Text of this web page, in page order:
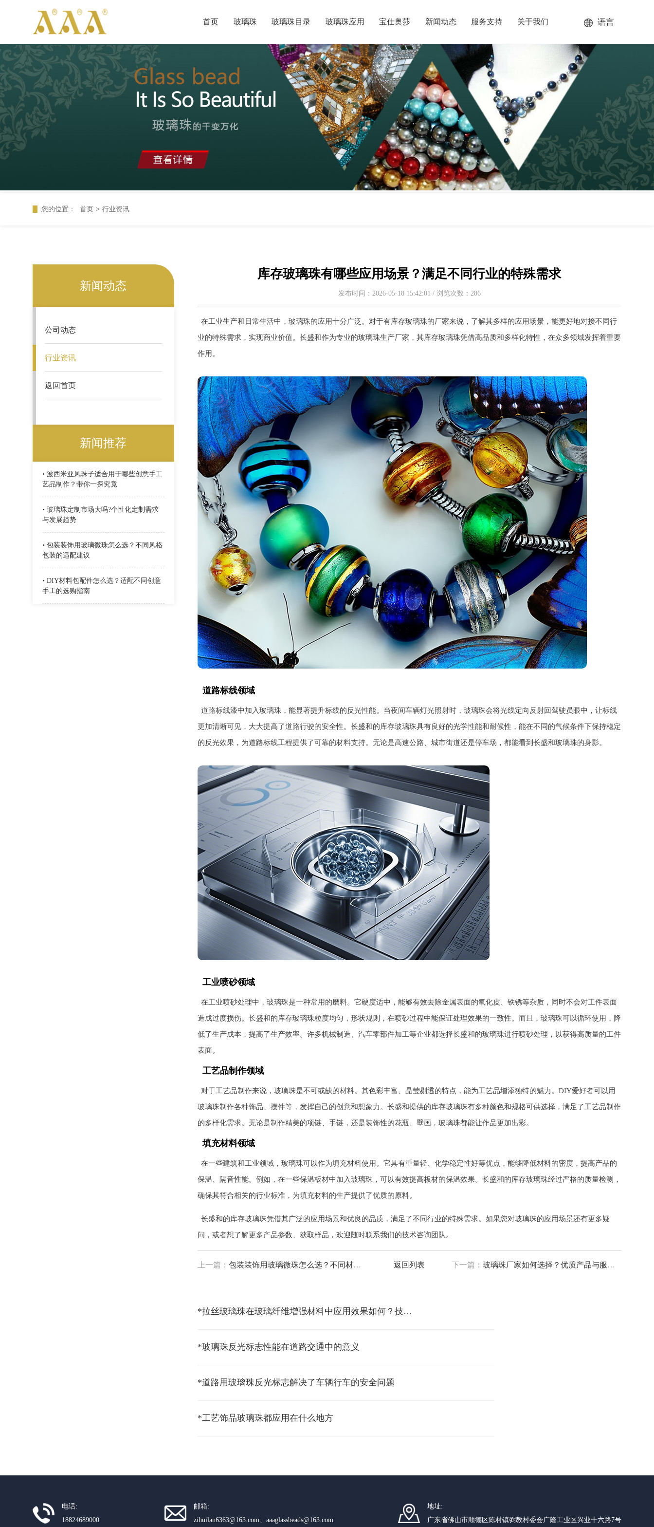
首页 玻璃珠 玻璃珠目录 玻璃珠应用 宝仕奥莎 新闻动态 服务支持 关于我们 语言
您的位置： 首页 > 行业资讯
新闻动态
公司动态
行业资讯
返回首页
新闻推荐
• 波西米亚风珠子适合用于哪些创意手工
艺品制作？带你一探究竟
• 玻璃珠定制市场大吗?个性化定制需求
与发展趋势
• 包装装饰用玻璃微珠怎么选？不同风格
包装的适配建议
• DIY材料包配件怎么选？适配不同创意
手工的选购指南
库存玻璃珠有哪些应用场景？满足不同行业的特殊需求
发布时间：2026-05-18 15:42:01 / 浏览次数：286
在工业生产和日常生活中，玻璃珠的应用十分广泛。对于有库存玻璃珠的厂家来说，了解其多样的应用场景，能更好地对接不同行
业的特殊需求，实现商业价值。长盛和作为专业的玻璃珠生产厂家，其库存玻璃珠凭借高品质和多样化特性，在众多领域发挥着重要
作用。
道路标线领域
道路标线漆中加入玻璃珠，能显著提升标线的反光性能。当夜间车辆灯光照射时，玻璃珠会将光线定向反射回驾驶员眼中，让标线
更加清晰可见，大大提高了道路行驶的安全性。长盛和的库存玻璃珠具有良好的光学性能和耐候性，能在不同的气候条件下保持稳定
的反光效果，为道路标线工程提供了可靠的材料支持。无论是高速公路、城市街道还是停车场，都能看到长盛和玻璃珠的身影。
工业喷砂领域
在工业喷砂处理中，玻璃珠是一种常用的磨料。它硬度适中，能够有效去除金属表面的氧化皮、铁锈等杂质，同时不会对工件表面
造成过度损伤。长盛和的库存玻璃珠粒度均匀，形状规则，在喷砂过程中能保证处理效果的一致性。而且，玻璃珠可以循环使用，降
低了生产成本，提高了生产效率。许多机械制造、汽车零部件加工等企业都选择长盛和的玻璃珠进行喷砂处理，以获得高质量的工件
表面。
工艺品制作领域
对于工艺品制作来说，玻璃珠是不可或缺的材料。其色彩丰富、晶莹剔透的特点，能为工艺品增添独特的魅力。DIY爱好者可以用
玻璃珠制作各种饰品、摆件等，发挥自己的创意和想象力。长盛和提供的库存玻璃珠有多种颜色和规格可供选择，满足了工艺品制作
的多样化需求。无论是制作精美的项链、手链，还是装饰性的花瓶、壁画，玻璃珠都能让作品更加出彩。
填充材料领域
在一些建筑和工业领域，玻璃珠可以作为填充材料使用。它具有重量轻、化学稳定性好等优点，能够降低材料的密度，提高产品的
保温、隔音性能。例如，在一些保温板材中加入玻璃珠，可以有效提高板材的保温效果。长盛和的库存玻璃珠经过严格的质量检测，
确保其符合相关的行业标准，为填充材料的生产提供了优质的原料。
长盛和的库存玻璃珠凭借其广泛的应用场景和优良的品质，满足了不同行业的特殊需求。如果您对玻璃珠的应用场景还有更多疑
问，或者想了解更多产品参数、获取样品，欢迎随时联系我们的技术咨询团队。
上一篇： 包装装饰用玻璃微珠怎么选？不同材质与风格的适配建议 返回列表 下一篇：玻璃珠厂家如何选择？优质产品与服务的考量要点
*拉丝玻璃珠在玻璃纤维增强材料中应用效果如何？技术原理大揭秘
*玻璃珠反光标志性能在道路交通中的意义
*道路用玻璃珠反光标志解决了车辆行车的安全问题
*工艺饰品玻璃珠都应用在什么地方
电话:
18824689000
邮箱:
zihuilan6363@163.com、aaaglassbeads@163.com
地址:
广东省佛山市顺德区陈村镇弼教村委会广隆工业区兴业十六路7号